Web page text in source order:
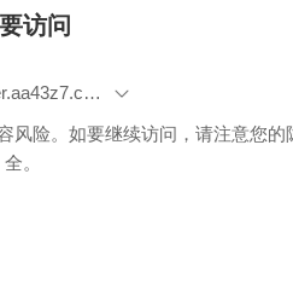
访问
http://render.aa43z7.com/p/f/fd-jqqeh032/pages/outside/index.html?shareid=2088402333406825&sign=mAz05fiOmknUl1x0KWiG0BMmyGJxlPsM3nf10ZOJu0I%3D
风险。如要继续访问，请注意您的
全。